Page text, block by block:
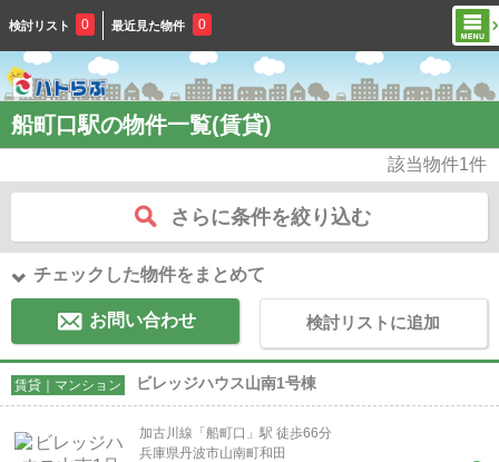
検討リスト 0 最近見た物件 0
船町口駅の物件一覧(賃貸)
該当物件1件
さらに条件を絞り込む
チェックした物件をまとめて
お問い合わせ 検討リストに追加
賃貸｜マンション ビレッジハウス山南1号棟
加古川線「船町口」駅 徒歩66分
兵庫県丹波市山南町和田